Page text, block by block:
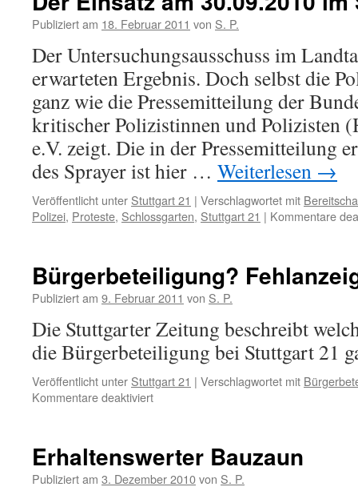
Publiziert am 18. Februar 2011 von S. P.
Der Untersuchungsausschuss im
erwarteten Ergebnis. Doch selbst die
ganz wie die Pressemitteilung der
kritischer Polizistinnen und Polizisten
e.V. zeigt. Die in der Pressemitteilung
des Sprayer ist hier … Weiterlesen →
Veröffentlicht unter Stuttgart 21 | Verschlagwortet mit
Polizei, Proteste, Schlossgarten, Stuttgart 21 | Kommentare
Bürgerbeteiligung?
Publiziert am 9. Februar 2011 von S. P.
Die Stuttgarter Zeitung beschreibt
die Bürgerbeteiligung bei Stuttgart 21
Veröffentlicht unter Stuttgart 21 | Verschlagwortet mit
Kommentare deaktiviertfür
Erhaltenswerter Bauzaun
Publiziert am 3. Dezember 2010von S. P.